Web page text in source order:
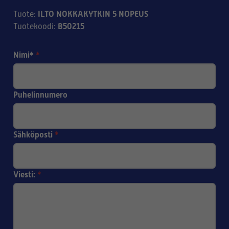
Tuote: ILTO NOKKAKYTKIN 5 NOPEUS
Tuotekoodi: B50215
Nimi* *
Puhelinnumero
Sähköposti *
Viesti: *